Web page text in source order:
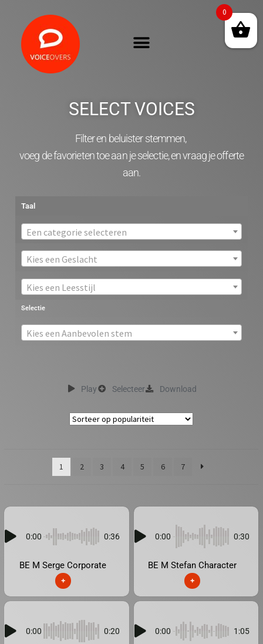
SELECT VOICES
Filter en beluister stemmen,
voeg de favorieten toe aan je selectie, en vraag je offerte
aan.
Taal
Een categorie selecteren
Kies een Geslacht
Kies een Leesstijl
Selectie
Kies een Aanbevolen stem
Play Selecteer Download
1 2 3 4 5 6 7
0:00 0:36
BE M Serge Corporate
+
0:00 0:30
BE M Stefan Character
+
0:00 0:20 0:00 1:05
0